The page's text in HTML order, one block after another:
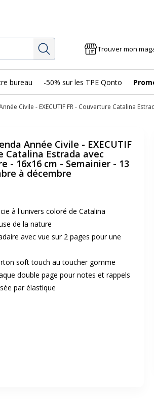
Rechercher Trouver mon
bureau -50% sur les TPE Qonto
Civile - EXECUTIF FR - Couverture Catalina
Année Civile - EXECUTIF
Catalina Estrada avec
- 16x16 cm - Semainier - 13
à décembre
à l'univers coloré de Catalina
de la nature
avec vue sur 2 pages pour une
soft touch au toucher gomme
double page pour notes et rappels
par élastique